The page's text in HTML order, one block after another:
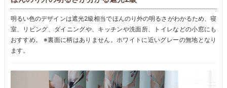
明るい色のデザインは遮光2級相当でほんのり外の明るさがわかるため、寝
室、リビング、ダイニングや、キッチンや洗面所、トイレなどの小窓にも
おすすめ。 ※裏面に柄はありません。ホワイトに近いグレーの無地となり
ます。